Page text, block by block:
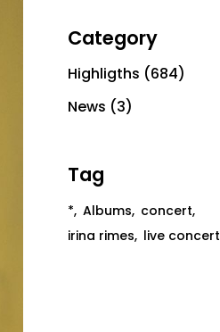
Category
Highligths (684)
News (3)
Tag
* Albums concert
irina rimes live concert